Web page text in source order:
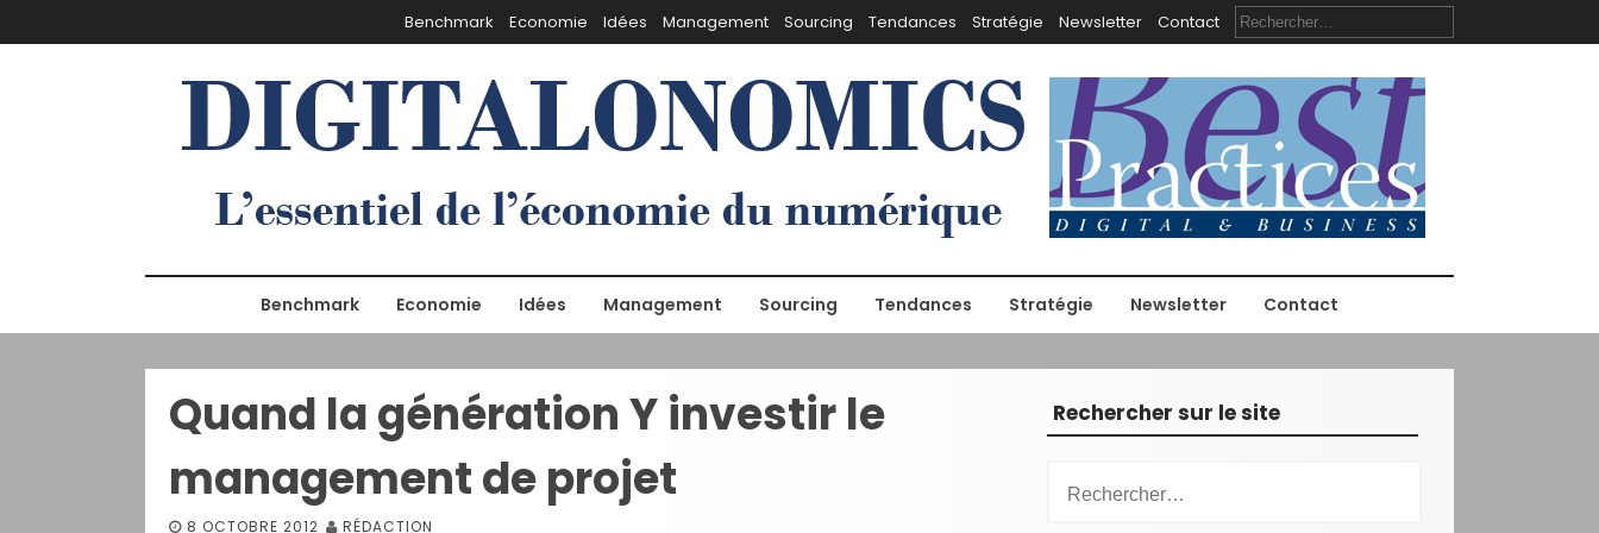
k
n
Benchmark Economie Idées Management Sourcing Tendances Stratégie Newsletter Contact
R
e
h
r
c
h
e
Benchmark Economie Idées Management Sourcing Tendances Stratégie Newsletter Contact
Quand la génération Y investir le
management de projet
8 OCTOBRE 2012 RÉDACTION
Rechercher sur le site